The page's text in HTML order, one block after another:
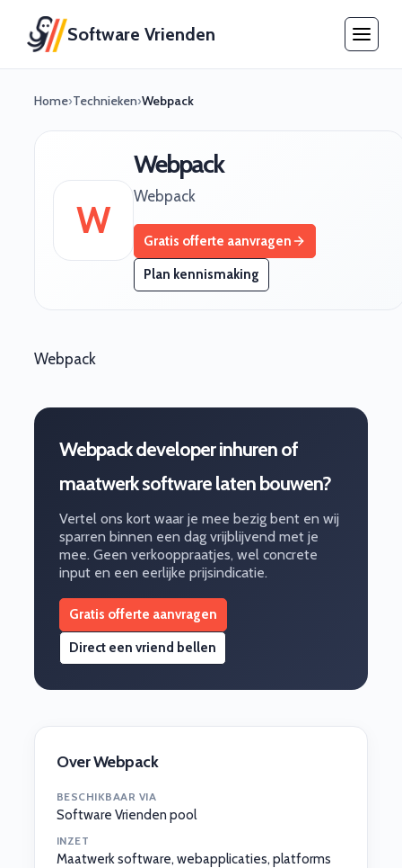
Software Vrienden
Home›Technieken›Webpack
W
Webpack
Webpack
Gratis offerte aanvragen
Plan kennismaking
Webpack
Webpack developer inhuren of
maatwerk software laten bouwen?
Vertel ons kort waar je mee bezig bent en wij
sparren binnen een dag vrijblijvend met je
mee. Geen verkooppraatjes, wel concrete
input en een eerlijke prijsindicatie.
Gratis offerte aanvragen
Direct een vriend bellen
Over Webpack
BESCHIKBAAR VIA
Software Vrienden pool
INZET
Maatwerk software, webapplicaties, platforms